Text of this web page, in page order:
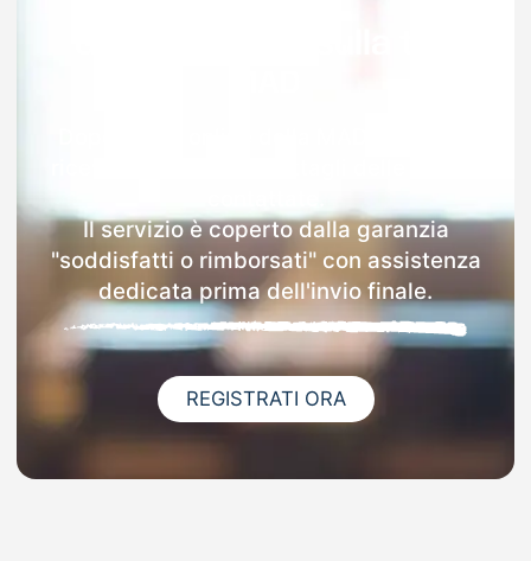
Il servizio è coperto dalla garanzia
"soddisfatti o rimborsati" con assistenza
dedicata prima dell'invio finale.
REGISTRATI ORA